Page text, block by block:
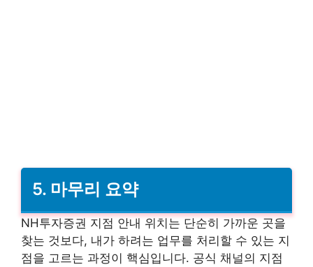
5. 마무리 요약
NH투자증권 지점 안내 위치는 단순히 가까운 곳을
찾는 것보다, 내가 하려는 업무를 처리할 수 있는 지
점을 고르는 과정이 핵심입니다. 공식 채널의 지점